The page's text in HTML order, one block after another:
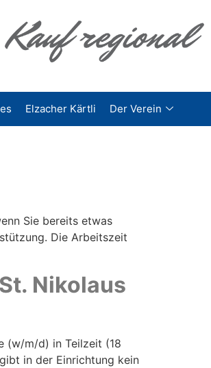
Elzacher Kärtli Der Verein
Sie bereits etwas
Die Arbeitszeit
Nikolaus
(w/m/d) in Teilzeit (18
in der Einrichtung kein